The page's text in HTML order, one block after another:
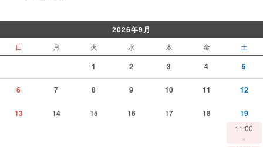
2026年9月
日 月 火 水 木 金 土
1 2 3 4 5
6 7 8 9 10 11 12
13 14 15 16 17 18 19
11:00
×